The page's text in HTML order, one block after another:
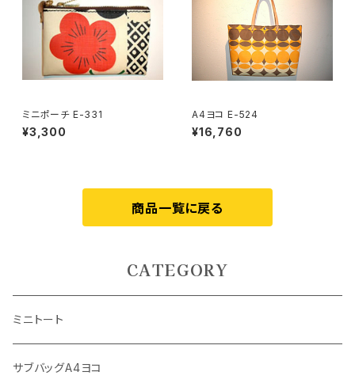
ミニポーチ E-331
¥3,300
A4ヨコ E-524
¥16,760
商品一覧に戻る
CATEGORY
ミニトート
サブバッグA4ヨコ